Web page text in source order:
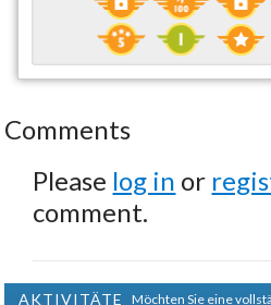
Comments
Please log in or
comment.
AKTIVITÄTE
Möchten Sie eine